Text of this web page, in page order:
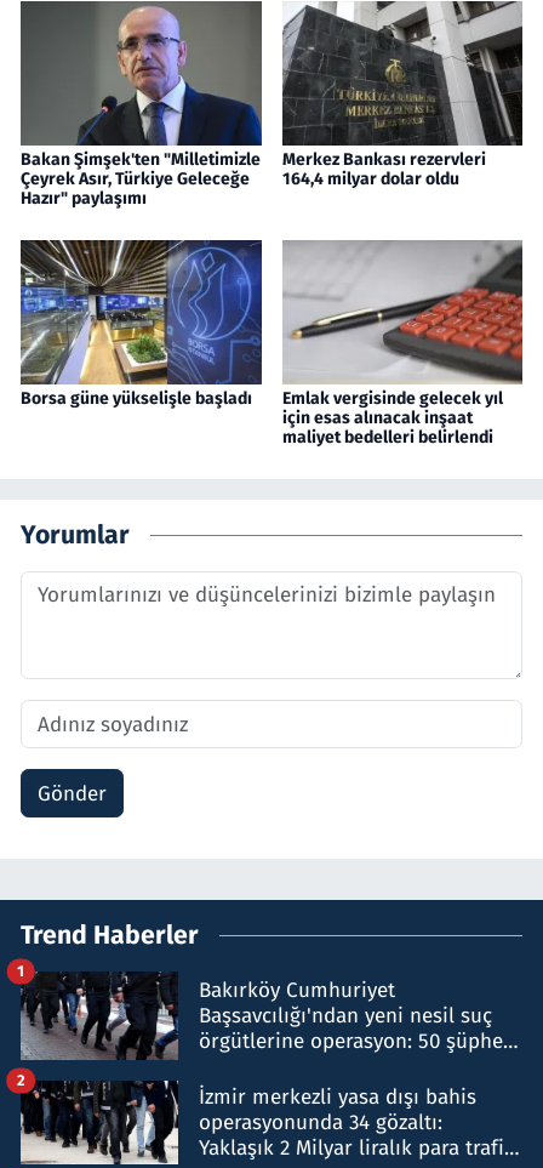
Bakan Şimşek'ten "Milletimizle
Çeyrek Asır, Türkiye Geleceğe
Hazır" paylaşımı
Merkez Bankası rezervleri
164,4 milyar dolar oldu
Borsa güne yükselişle başladı
Emlak vergisinde gelecek yıl
için esas alınacak inşaat
maliyet bedelleri belirlendi
Yorumlar
Gönder
Trend Haberler
Bakırköy Cumhuriyet
Başsavcılığı'ndan yeni nesil suç
örgütlerine operasyon: 50 şüpheli
1
İzmir merkezli yasa dışı bahis
operasyonunda 34 gözaltı:
Yaklaşık 2 Milyar liralık para trafiği
2